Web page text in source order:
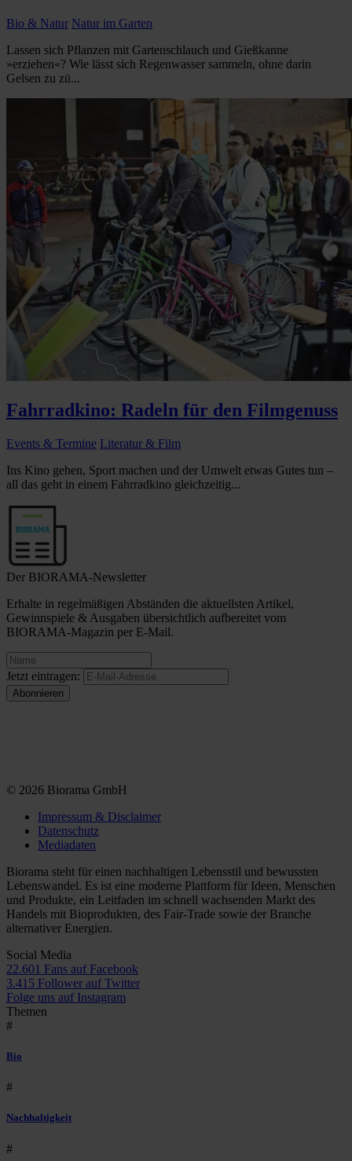
Bio & Natur Natur im Garten
Lassen sich Pflanzen mit Gartenschlauch und Gießkanne
»erziehen«? Wie lässt sich Regenwasser sammeln, ohne darin
Gelsen zu zü...
Fahrradkino: Radeln für den Filmgenuss
Events & Termine Literatur & Film
Ins Kino gehen, Sport machen und der Umwelt etwas Gutes tun –
all das geht in einem Fahrradkino gleichzeitig...
Der BIORAMA-Newsletter
Erhalte in regelmäßigen Abständen die aktuellsten Artikel,
Gewinnspiele & Ausgaben übersichtlich aufbereitet vom
BIORAMA-Magazin per E-Mail.
Jetzt eintragen:
© 2026 Biorama GmbH
Impressum & Disclaimer
Datenschutz
Mediadaten
Biorama steht für einen nachhaltigen Lebensstil und bewussten
Lebenswandel. Es ist eine moderne Plattform für Ideen, Menschen
und Produkte, ein Leitfaden im schnell wachsenden Markt des
Handels mit Bioprodukten, des Fair-Trade sowie der Branche
alternativer Energien.
Social Media
22.601 Fans auf Facebook
3.415 Follower auf Twitter
Folge uns auf Instagram
Themen
#
Bio
#
Nachhaltigkeit
#